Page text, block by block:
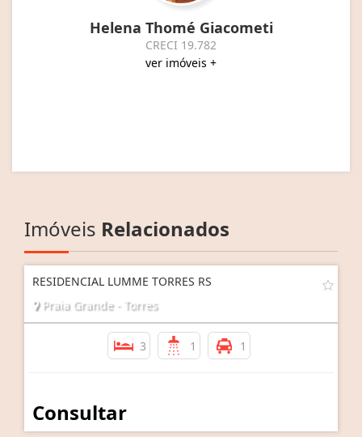
Helena Thomé Giacometi
CRECI 19.782
ver imóveis +
Imóveis Relacionados
RESIDENCIAL LUMME TORRES RS
Praia Grande - Torres
3 1 1
Consultar